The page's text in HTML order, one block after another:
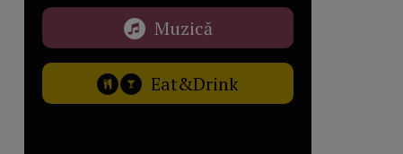
Muzică
Eat&Drink